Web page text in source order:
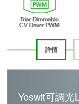
詳情
Yoswit可調